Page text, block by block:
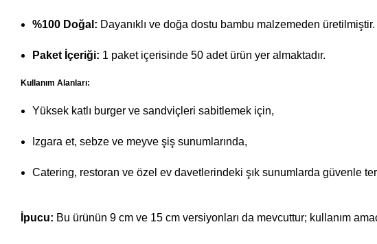
%100 Doğal: Dayanıklı ve doğa dostu bambu malzemeden üretilmiştir.
Paket İçeriği: 1 paket içerisinde 50 adet ürün yer almaktadır.
Kullanım Alanları:
Yüksek katlı burger ve sandviçleri sabitlemek için,
Izgara et, sebze ve meyve şiş sunumlarında,
Catering, restoran ve özel ev davetlerindeki şık sunumlarda güvenle
İpucu: Bu ürünün 9 cm ve 15 cm versiyonları da mevcuttur; kullanım